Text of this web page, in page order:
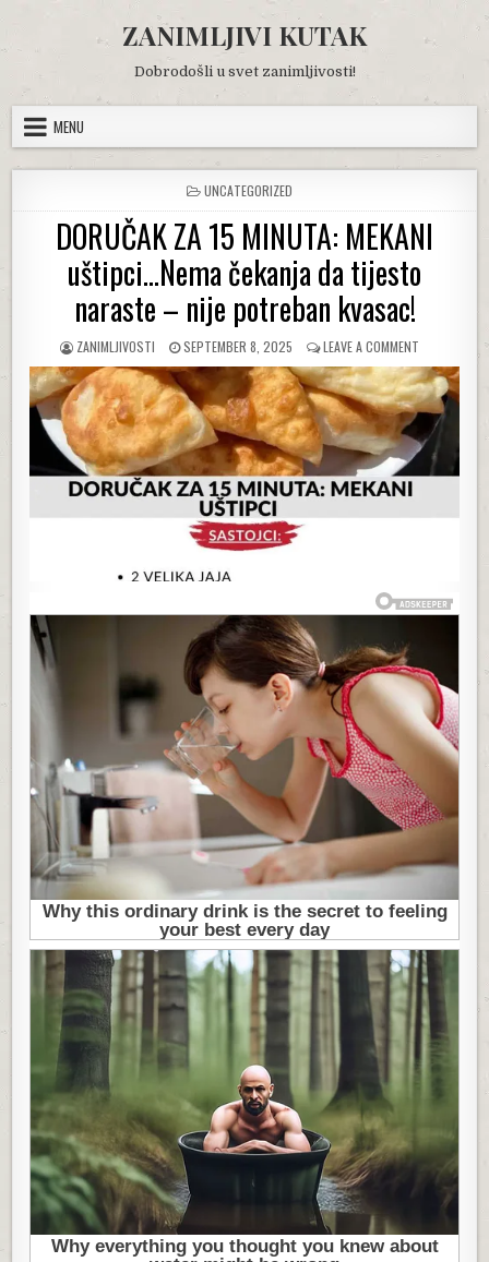
content
ZANIMLJIVI KUTAK
Dobrodošli u svet zanimljivosti!
MENU
POSTED
IN
UNCATEGORIZED
DORUČAK ZA 15 MINUTA: MEKANI
uštipci…Nema čekanja da tijesto
naraste – nije potreban kvasac!
AUTHOR:
ZANIMLJIVOSTI
PUBLISHED
DATE:
SEPTEMBER 8, 2025 LEAVE A COMMENTON
DORUČAK
ZA
15
MINUTA:
MEKANI
UŠTIPCI…
NEMA
POTREBAN